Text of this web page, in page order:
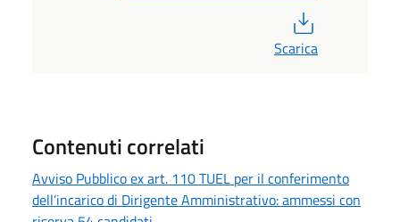
Scarica
Contenuti correlati
Avviso Pubblico ex art. 110 TUEL per il conferimento
dell’incarico di Dirigente Amministrativo: ammessi con